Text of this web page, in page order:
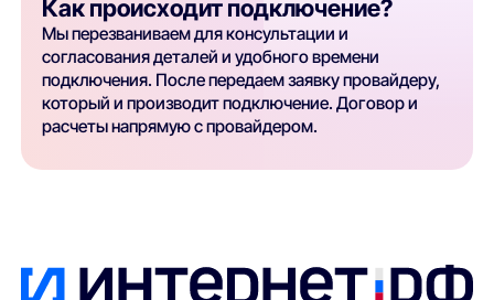
Как происходит подключение?
Мы перезваниваем для консультации и
согласования деталей и удобного времени
подключения. После передаем заявку провайдеру,
который и производит подключение. Договор и
расчеты напрямую с провайдером.